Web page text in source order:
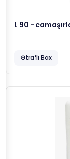
L 90 - camaşırlarda ağır kir yağ və qan təmizləyici
Ətraflı Bax